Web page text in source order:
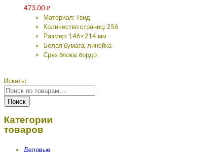
473.00₽
Материал: Твид
Количество страниц: 256
Размер: 146×214 мм
Белая бумага, линейка
Срез блока: бордо
Искать:
Поиск
Категории
товаров
Деловые